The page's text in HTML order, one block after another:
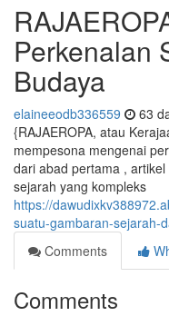
Perkenalan
Budaya
elaineeodb336559 63
{RAJAEROPA, atau
mempesona mengenai
dari abad pertama ,
sejarah yang kompleks
https://
suatu-gambaran-sejarah-
Comments
Comments